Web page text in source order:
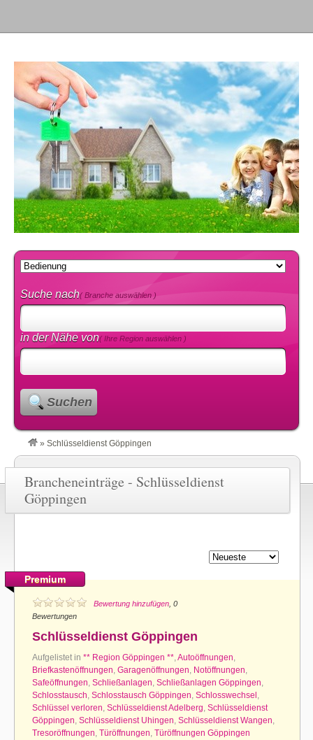
Suche nach( Branche auswählen )
in der Nähe von( Ihre Region auswählen )
Suchen
» Schlüsseldienst Göppingen
Brancheneinträge - Schlüsseldienst
Göppingen
Premium
Bewertung hinzufügen , 0
Bewertungen
Schlüsseldienst Göppingen
Aufgelistet in ** Region Göppingen **,Autoöffnungen,
Briefkastenöffnungen, Garagenöffnungen, Notöffnungen,
Safeöffnungen, Schließanlagen, Schließanlagen Göppingen,
Schlosstausch, Schlosstausch Göppingen, Schlosswechsel ,
Schlüssel verloren, Schlüsseldienst Adelberg, Schlüsseldienst
Göppingen, Schlüsseldienst Uhingen, Schlüsseldienst Wangen,
Tresoröffnungen, Türöffnungen, Türöffnungen Göppingen